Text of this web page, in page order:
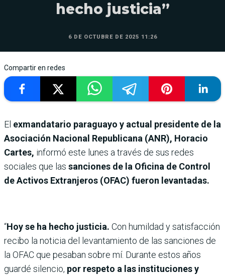
hecho justicia”
6 DE OCTUBRE DE 2025 11:26
Compartir en redes
El exmandatario paraguayo y actual presidente de la
Asociación Nacional Republicana (ANR), Horacio
Cartes, informó este lunes a través de sus redes
sociales que las sanciones de la Oficina de Control
de Activos Extranjeros (OFAC) fueron levantadas.
“Hoy se ha hecho justicia. Con humildad y satisfacción
recibo la noticia del levantamiento de las sanciones de
la OFAC que pesaban sobre mí. Durante estos años
guardé silencio, por respeto a las instituciones y